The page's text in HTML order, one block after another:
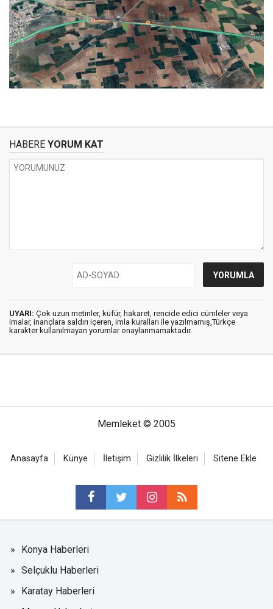
HABERE YORUM KAT
UYARI: Çok uzun metinler, küfür, hakaret, rencide edici cümleler veya
imalar, inançlara saldırı içeren, imla kuralları ile yazılmamış,Türkçe
karakter kullanılmayan yorumlar onaylanmamaktadır.
Memleket © 2005
Anasayfa Künye İletişim Gizlilik İlkeleri Sitene Ekle
Konya Haberleri
Selçuklu Haberleri
Karatay Haberleri